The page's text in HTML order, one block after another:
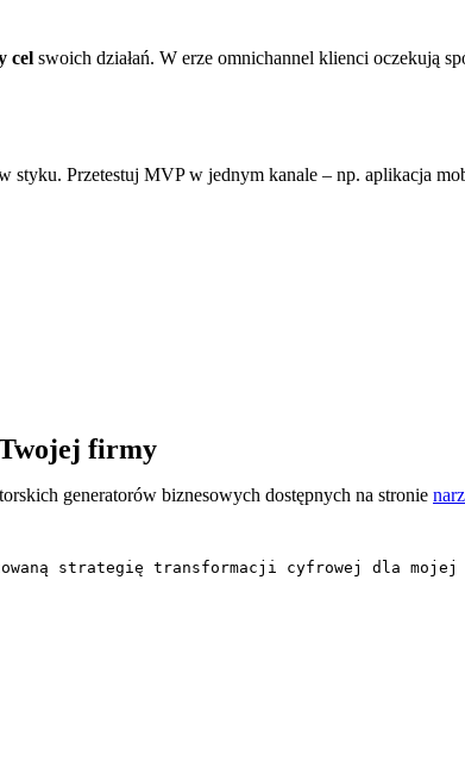
cel swoich działań. W erze omnichannel klienci oczekują
Przetestuj MVP w jednym kanale – np. aplikacja
firmy
generatorów biznesowych dostępnych na stronie
strategię transformacji cyfrowej dla